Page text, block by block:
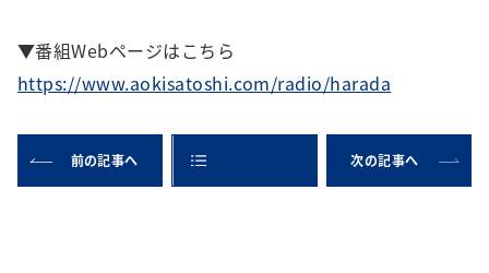
▼番組Webページはこちら
https://www.aokisatoshi.com/radio/harada
前の記事へ 次の記事へ